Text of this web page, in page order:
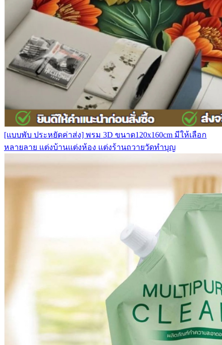
[แบบพับ ประหยัดค่าส่ง] พรม 3D ขนาด120x160cm มีให้เลือก
หลายลาย แต่งบ้านแต่งห้อง แต่งร้านถวายวัดทำบุญ